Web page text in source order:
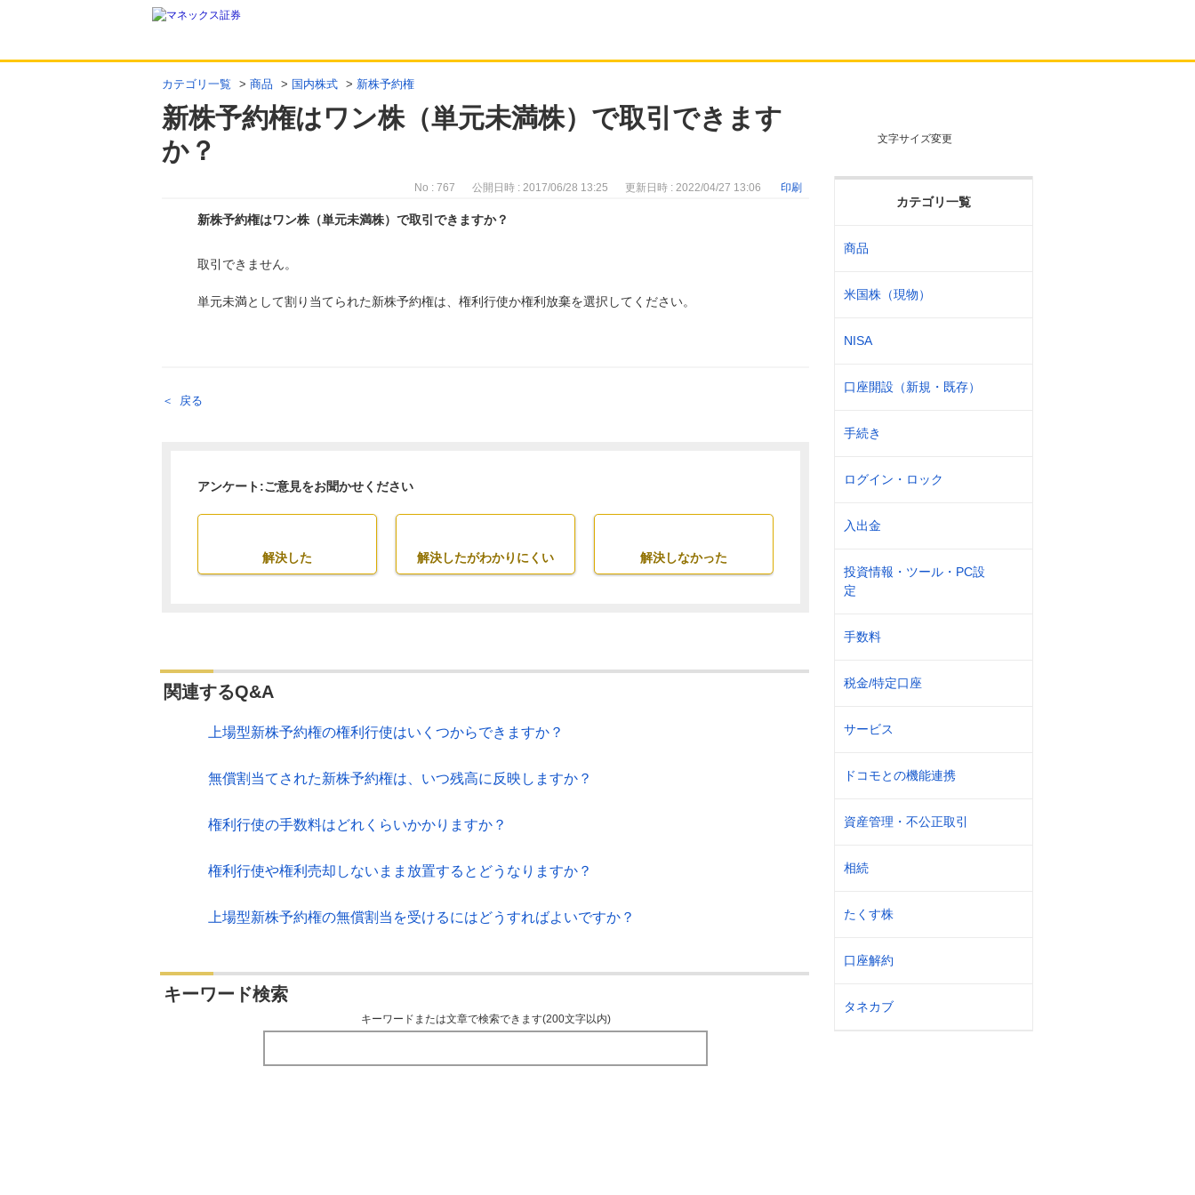
カテゴリ一覧 > 商品 > 国内株式 > 新株予約権
新株予約権はワン株（単元未満株）で取引できます
か？
文字サイズ変更
カテゴリ一覧
商品
米国株（現物）
NISA
口座開設（新規・既存）
手続き
ログイン・ロック
入出金
投資情報・ツール・PC設
定
手数料
税金/特定口座
サービス
ドコモとの機能連携
資産管理・不公正取引
相続
たくす株
口座解約
タネカブ
No : 767 公開日時 : 2017/06/28 13:25 更新日時 : 2022/04/27 13:06 印刷
新株予約権はワン株（単元未満株）で取引できますか？
回答
取引できません。
単元未満として割り当てられた新株予約権は、権利行使か権利放棄を選択してください。
戻る
アンケート:ご意見をお聞かせください
解決した 解決したがわかりにくい 解決しなかった
関連するQ&A
上場型新株予約権の権利行使はいくつからできますか？
無償割当てされた新株予約権は、いつ残高に反映しますか？
権利行使の手数料はどれくらいかかりますか？
権利行使や権利売却しないまま放置するとどうなりますか？
上場型新株予約権の無償割当を受けるにはどうすればよいですか？
キーワード検索
キーワードまたは文章で検索できます(200文字以内)